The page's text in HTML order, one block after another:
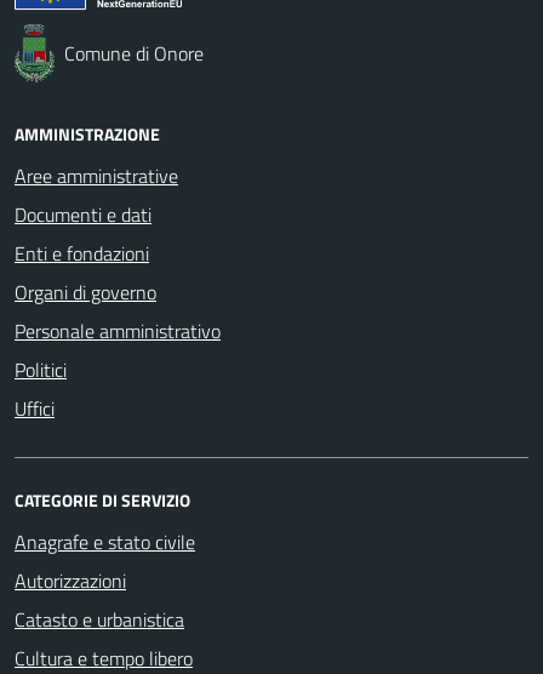
Comune di Onore
AMMINISTRAZIONE
Aree amministrative
Documenti e dati
Enti e fondazioni
Organi di governo
Personale amministrativo
Politici
Uffici
CATEGORIE DI SERVIZIO
Anagrafe e stato civile
Autorizzazioni
Catasto e urbanistica
Cultura e tempo libero